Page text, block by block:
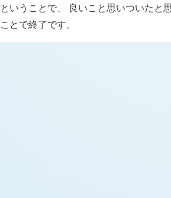
ということで、 良いこと思いついたと
ことで終了です。